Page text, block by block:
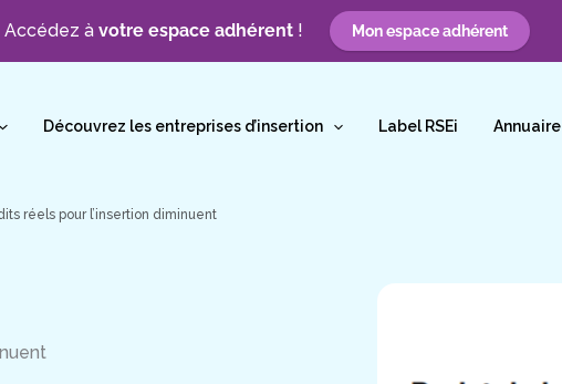
Accédez à votre espace adhérent! Mon espace adhérent
Découvrez les entreprises d’insertion Label RSEi Annuaire
réels pour l’insertion diminuent